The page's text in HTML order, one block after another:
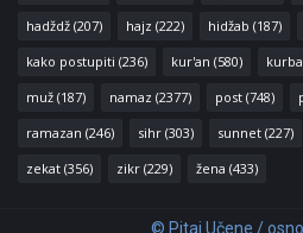
hadždž (207) hajz (222) hidžab (187)
kako postupiti (236) kur'an (580)
muž (187) namaz (2377) post (748)
ramazan (246) sihr (303) sunnet (227)
zekat (356) zikr (229) žena (433)
© Pitaj Učene /